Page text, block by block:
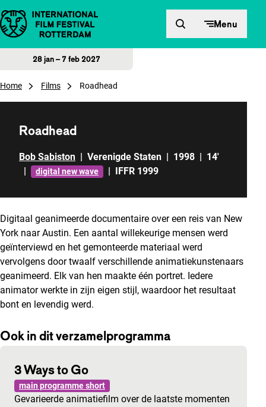
Direct naar inhoud Menu
28 jan – 7 feb 2027
Home Films Roadhead
Roadhead
Bob Sabiston | Verenigde Staten | 1998 | 14'
|
digital new wave | IFFR 1999
Digitaal geanimeerde documentaire over een reis van New
York naar Austin. Een aantal willekeurige mensen werd
geïnterviewd en het gemonteerde materiaal werd
vervolgens door twaalf verschillende animatiekunstenaars
geanimeerd. Elk van hen maakte één portret. Iedere
animator werkte in zijn eigen stijl, waardoor het resultaat
bont en levendig werd.
Ook in dit verzamelprogramma
3 Ways to Go
main programme short
Gevarieerde animatiefilm over de laatste momenten